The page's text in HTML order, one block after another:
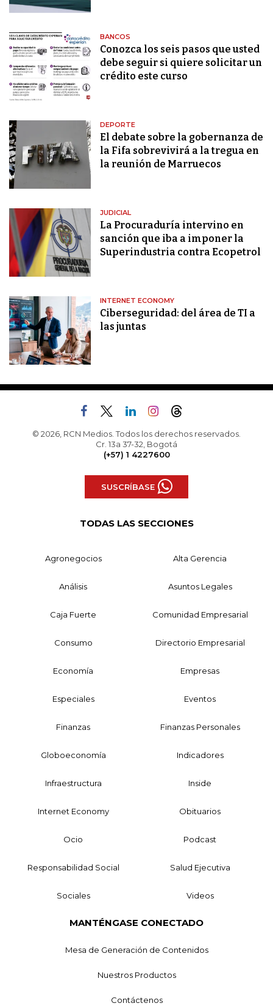
BANCOS
Conozca los seis pasos que usted
debe seguir si quiere solicitar un
crédito este curso
DEPORTE
El debate sobre la gobernanza de
la Fifa sobrevivirá a la tregua en
la reunión de Marruecos
JUDICIAL
La Procuraduría intervino en
sanción que iba a imponer la
Superindustria contra Ecopetrol
INTERNET ECONOMY
Ciberseguridad: del área de TI a
las juntas
© 2026, RCN Medios. Todos los derechos reservados.
Cr. 13a 37-32, Bogotá
(+57) 1 4227600
SUSCRÍBASE
TODAS LAS SECCIONES
Agronegocios Alta Gerencia
Análisis Asuntos Legales
Caja Fuerte Comunidad Empresarial
Consumo Directorio Empresarial
Economía Empresas
Especiales Eventos
Finanzas Finanzas Personales
Globoeconomía Indicadores
Infraestructura Inside
Internet Economy Obituarios
Ocio Podcast
Responsabilidad Social Salud Ejecutiva
Sociales Videos
MANTÉNGASE CONECTADO
Mesa de Generación de Contenidos
Nuestros Productos
Contáctenos